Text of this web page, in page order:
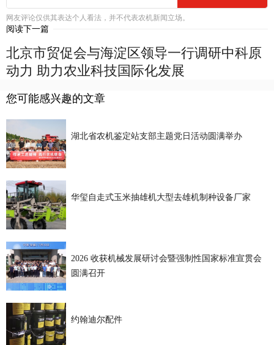
网友评论仅供其表达个人看法，并不代表农机新闻立场。
阅读下一篇
北京市贸促会与海淀区领导一行调研中科原
动力 助力农业科技国际化发展
您可能感兴趣的文章
湖北省农机鉴定站支部主题党日活动圆满举办
华玺自走式玉米抽雄机大型去雄机制种设备厂家
2026 收获机械发展研讨会暨强制性国家标准宣贯会
圆满召开
约翰迪尔配件